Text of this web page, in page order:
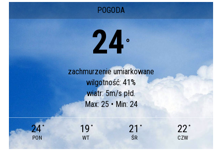
POGODA
24 °
zachmurzenie umiarkowane
wilgotność: 41%
wiatr: 5m/s płd.
Max: 25 • Min: 24
24 °
PON
19 °
WT
21 °
ŚR
22 °
CZW